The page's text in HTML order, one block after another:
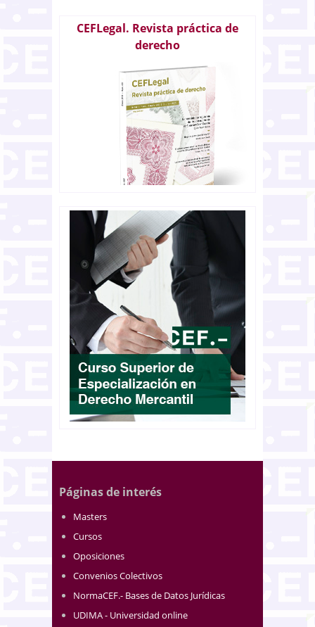
CEFLegal. Revista práctica de
derecho
Páginas de interés
Masters
Cursos
Oposiciones
Convenios Colectivos
NormaCEF.- Bases de Datos Jurídicas
UDIMA - Universidad online